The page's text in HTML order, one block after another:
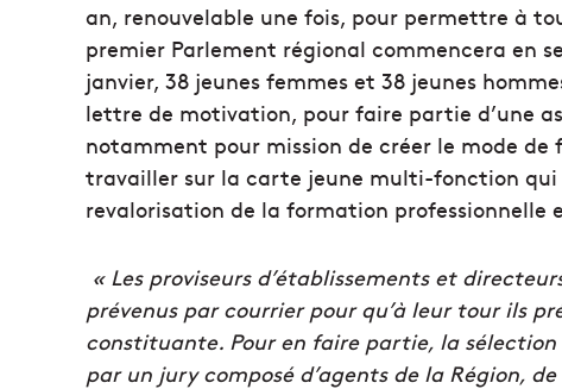
an, renouvelable une fois, pour permettre à
premier Parlement régional commencera en
janvier, 38 jeunes femmes et 38 jeunes
lettre de motivation, pour faire partie d’une
notamment pour mission de créer le mode
travailler sur la carte jeune multi-fonction qui
revalorisation de la formation professionnelle
« Les proviseurs d’établissements et
prévenus par courrier pour qu’à leur tour ils
constituante. Pour en faire partie, la
par un jury composé d’agents de la Région,